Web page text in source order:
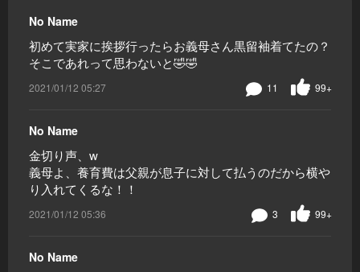
No Name
初めて実家に挨拶行ったらお義母さん黒留袖着てたの？
そこであれって思わないと🤣🤣
2021/01/12 05:27 99+
11
No Name
金切り声、w
義母よ、養育費は父親が息子に対して払うのだから横や
り入れてくるな！！
2021/01/12 05:36 99+
3
No Name